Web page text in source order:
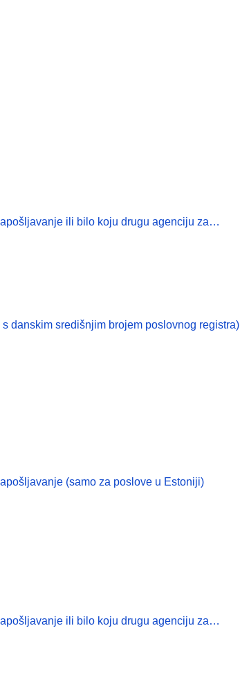
ili bilo koju drugu agenciju za…
danskim središnjim brojem poslovnog registra)
(samo za poslove u Estoniji)
ili bilo koju drugu agenciju za…